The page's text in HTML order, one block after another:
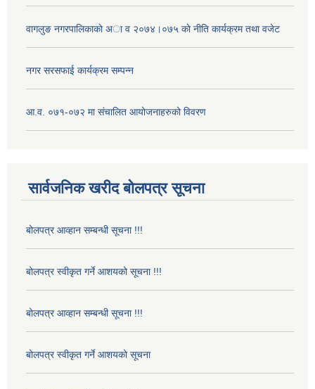
वागलुङ नगरपालिकाकाे अा‍ व २०७४।०७५ काे नीति कार्यक्रम तथा वजेट
नगर सरसफाई कार्यक्रम सम्पन्न
आ.व. ०७१-०७२ मा संचालित आयोजनाहरुको विवरण
सार्वजनिक खरीद बोलपत्र सूचना
बोलपत्र आव्हान सम्बन्धी सूचना !!!
बोलपत्र स्वीकृत गर्ने आशयको सूचना !!!
बोलपत्र आव्हान सम्बन्धी सूचना !!!
बोलपत्र स्वीकृत गर्ने आशयको सूचना